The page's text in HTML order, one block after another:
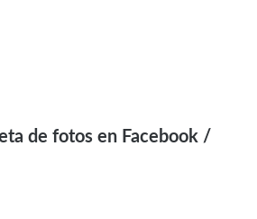
de fotos en Facebook /